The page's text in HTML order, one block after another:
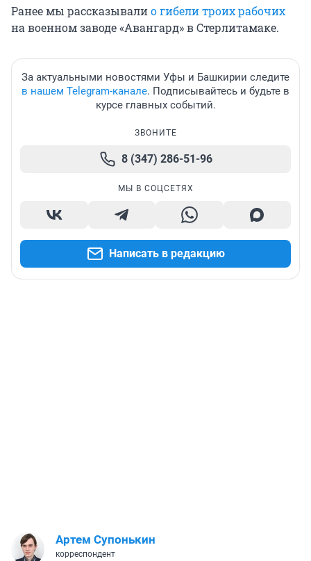
Ранее мы рассказывалио гибели троих рабочих
на военном заводе «Авангард» в Стерлитамаке.
За актуальными новостями Уфы и Башкирии следите
в нашем Telegram-канале. Подписывайтесь и будьте в
курсе главных событий.
ЗВОНИТЕ
8 (347) 286-51-96
МЫ В СОЦСЕТЯХ
Написать в редакцию
Артем Супонькин
корреспондент